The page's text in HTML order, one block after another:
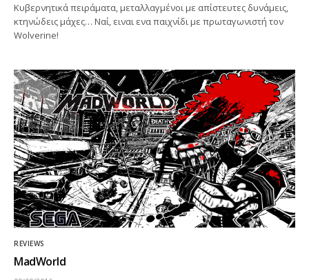
Κυβερνητικά πειράματα, μεταλλαγμένοι με απίστευτες δυνάμεις,
κτηνώδεις μάχες… Ναί, ειναι ενα παιχνίδι με πρωταγωνιστή τον
Wolverine!
REVIEWS
MadWorld